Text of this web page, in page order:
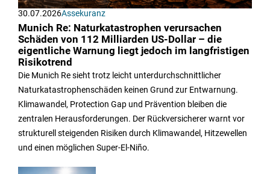
30.07.2026Assekuranz
Munich Re: Naturkatastrophen verursachen
Schäden von 112 Milliarden US-Dollar – die
eigentliche Warnung liegt jedoch im langfristigen
Risikotrend
Die Munich Re sieht trotz leicht unterdurchschnittlicher
Naturkatastrophenschäden keinen Grund zur Entwarnung.
Klimawandel, Protection Gap und Prävention bleiben die
zentralen Herausforderungen. Der Rückversicherer warnt vor
strukturell steigenden Risiken durch Klimawandel, Hitzewellen
und einen möglichen Super-El-Niño.